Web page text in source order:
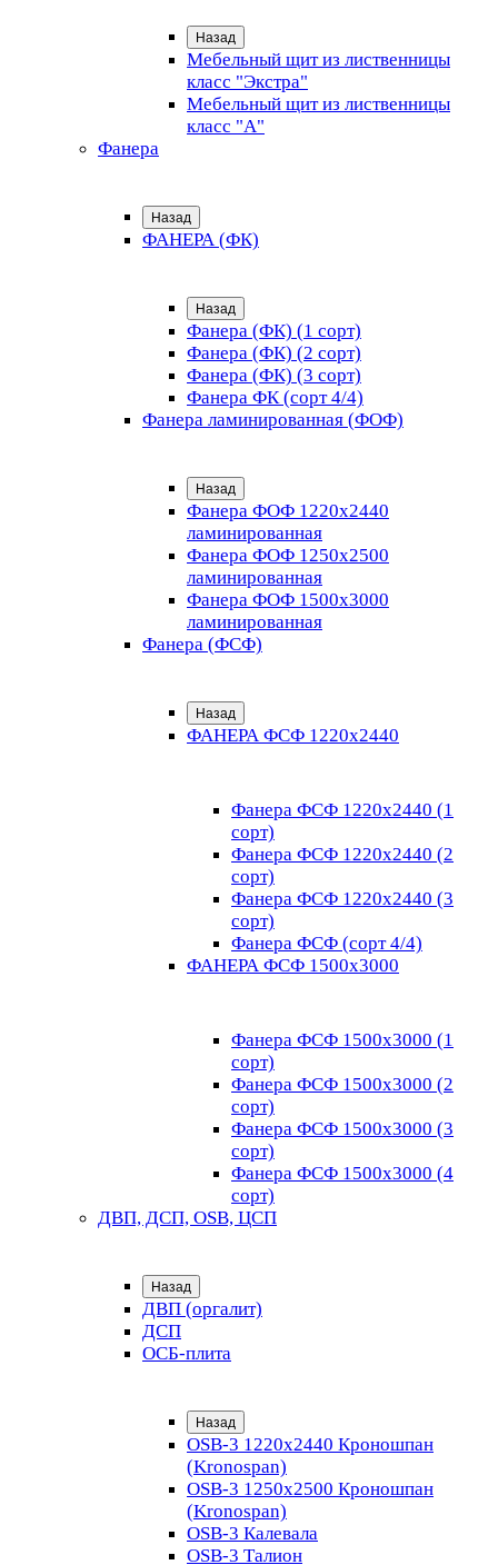
Назад
Мебельный щит из лиственницы
класс "Экстра"
Мебельный щит из лиственницы
класс "А"
Фанера
Назад
ФАНЕРА (ФК)
Назад
Фанера (ФК) (1 сорт)
Фанера (ФК) (2 сорт)
Фанера (ФК) (3 сорт)
Фанера ФК (сорт 4/4)
Фанера ламинированная (ФОФ)
Назад
Фанера ФОФ 1220x2440
ламинированная
Фанера ФОФ 1250x2500
ламинированная
Фанера ФОФ 1500x3000
ламинированная
Фанера (ФСФ)
Назад
ФАНЕРА ФСФ 1220х2440
Фанера ФСФ 1220х2440 (1
сорт)
Фанера ФСФ 1220х2440 (2
сорт)
Фанера ФСФ 1220х2440 (3
сорт)
Фанера ФСФ (сорт 4/4)
ФАНЕРА ФСФ 1500х3000
Фанера ФСФ 1500х3000 (1
сорт)
Фанера ФСФ 1500х3000 (2
сорт)
Фанера ФСФ 1500х3000 (3
сорт)
Фанера ФСФ 1500х3000 (4
сорт)
ДВП, ДСП, OSB, ЦСП
Назад
ДВП (оргалит)
ДСП
ОСБ-плита
Назад
OSB-3 1220х2440 Кроношпан
(Kronospan)
OSB-3 1250х2500 Кроношпан
(Kronospan)
OSB-3 Калевала
OSB-3 Талион